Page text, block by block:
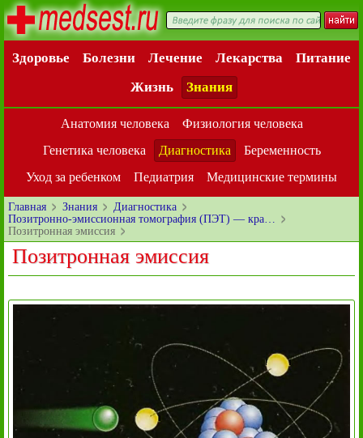
Здоровье Болезни Лечение Лекарства
Питание
Жизнь
Знания
Анатомия человека
Физиология человека
Генетика человека
Диагностика
Беременность
Уход за ребенком
Педиатрия Медицинские термины
Главная Знания
Диагностика
Позитронно-эмиссионная томография (ПЭТ) — кра…
Позитронная эмиссия
Позитронная эмиссия